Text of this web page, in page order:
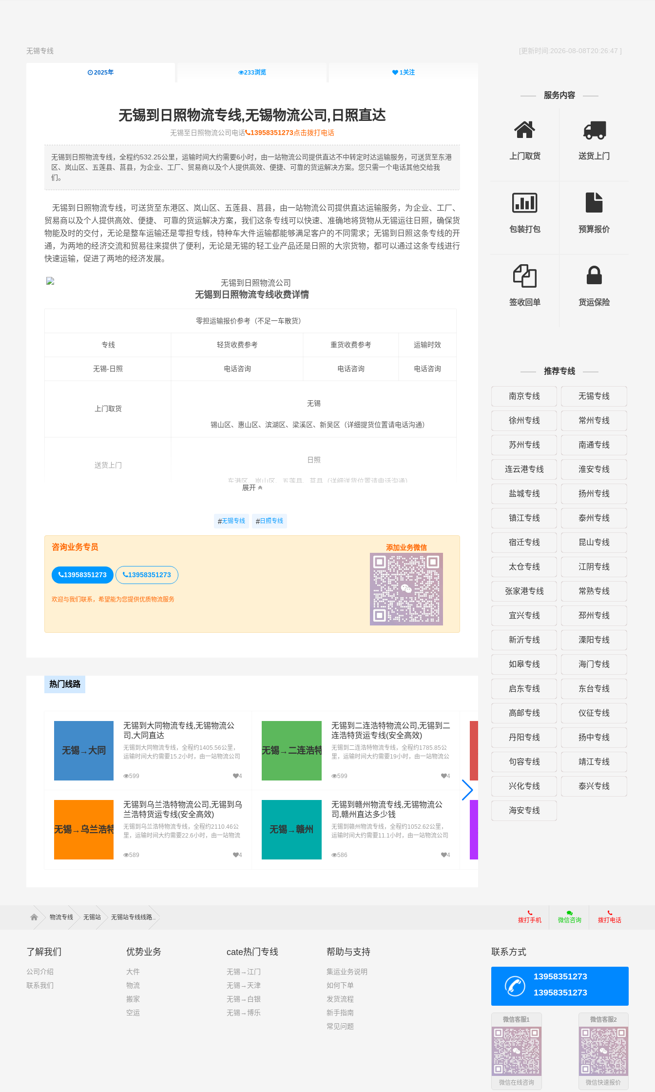
无锡专线 [更新时间:2026-08-08T20:26:47 ]
2025年 233浏览 1关注
无锡到日照物流专线,无锡物流公司,日照直达
无锡至日照物流公司电话 13958351273点击拨打电话
无锡到日照物流专线，全程约532.25公里，运输时间大约需要6小时，由一站物流公司提供直达不中转定时达运输服务，可送货至东港
区、岚山区、五莲县、莒县，为企业、工厂、贸易商以及个人提供高效、便捷、可靠的货运解决方案。您只需一个电话其他交给我
们。
无锡到日照物流专线，可送货至东港区、岚山区、五莲县、莒县，由一站物流公司提供直达运输服务，为企业、工厂、
贸易商以及个人提供高效、便捷、 可靠的货运解决方案，我们这条专线可以快速、准确地将货物从无锡运往日照，确保货
物能及时的交付，无论是整车运输还是零担专线，特种车大件运输都能够满足客户的不同需求；无锡到日照这条专线的开
通，为两地的经济交流和贸易往来提供了便利，无论是无锡的轻工业产品还是日照的大宗货物，都可以通过这条专线进行
快速运输，促进了两地的经济发展。
无锡到日照物流专线收费详情
零担运输报价参考（不足一车散货）
专线 轻货收费参考 重货收费参考 运输时效
无锡-日照 电话咨询 电话咨询 电话咨询
上门取货
无锡
锡山区、惠山区、滨湖区、梁溪区、新吴区（详细提货位置请电话沟通）
送货上门
日照
东港区、岚山区、五莲县、莒县（详细送货位置请电话沟通）
电话咨询
6.8米 电话咨询
9.6米 电话咨询
电话咨询
可运输货物类别
3、工业原料和产品：涉及到各种原材料、半成品和成品，如钢材、塑料制品、金属制品
4、机械设备和重型货物：包括工程机械、大型设备、汽车、农业机械等。
5、危险品：需要特殊运输和安全措施的化学品、气体、液体、易燃物等。
6、轿车托运：私人小轿车托运、4S店轿车运输、轿车展览货运。
1、纸质类包装：纸袋、纸箱、报纸、货运运单等；
2、塑料类包装：快递外包装塑料袋、编织袋、内层包装用的塑料薄膜、聚乙烯薄膜等；
4、其他包装：塑料薄膜充气袋、气泡袋等填充物。
展开
#无锡专线 #日照专线
咨询业务专员
13958351273 13958351273
欢迎与我们联系，希望能为您提供优质物流服务
添加业务微信
热门线路
无锡→大同
无锡到大同物流专线,无锡物流公
司,大同直达
无锡到大同物流专线，全程约1405.56公里，
运输时间大约需要15.2小时，由一站物流公司
荣区、平城区、云冈区、云州区、阳高县、天
货运解决方案。您只需一个电话其他交给我
们。
599 4
无锡→二连浩特
无锡到二连浩特物流公司,无锡到二
连浩特货运专线(安全高效)
无锡到二连浩特物流专线，全程约1785.85公
里，运输时间大约需要19小时，由一站物流公
二连浩特(全境)，为企业、工厂、贸易商以及
599 4
无锡→商丘
无锡到商丘物流专线,无锡物流公
司,商丘直达多少钱
无锡到商丘物流专线，全程约651.85公里，
输时间大约需要6.9小时，由一站物流公司提
供直达不中转定时达运输服务，可送货至梁
县、虞城县、夏邑县、永城，为企业、工厂
贸易商以及个人提供高效、便捷、可靠的货
解决方案。您只需一个电话其他交给我们。
无锡→乌兰浩特
无锡到乌兰浩特物流公司,无锡到乌
兰浩特货运专线(安全高效)
无锡到乌兰浩特物流专线，全程约2110.46公
里，运输时间大约需要22.6小时，由一站物流
至阿尔山、科尔沁右翼前旗、科尔沁右翼中
589 4
无锡→赣州
无锡到赣州物流专线,无锡物流公
司,赣州直达多少钱
无锡到赣州物流专线，全程约1052.62公里，
运输时间大约需要11.1小时，由一站物流公司
贡区、南康区、赣县区、信丰县、大余县、上
586 4
无锡到吉首物流专线,无锡物流公
司,吉首直达多少钱
服务内容
上门取货 送货上门
包装打包 预算报价
签收回单 货运保险
推荐专线
南京专线 无锡专线
徐州专线 常州专线
苏州专线 南通专线
连云港专线 淮安专线
盐城专线 扬州专线
镇江专线 泰州专线
宿迁专线 昆山专线
太仓专线 江阴专线
张家港专线 常熟专线
宜兴专线 邳州专线
新沂专线 溧阳专线
如皋专线 海门专线
启东专线 东台专线
高邮专线 仪征专线
丹阳专线 扬中专线
句容专线 靖江专线
兴化专线 泰兴专线
海安专线
物流专线 无锡站 无锡站专线线路 拨打手机 微信咨询 拨打电话
了解我们
公司介绍
联系我们
优势业务
大件
物流
搬家
空运
cate热门专线
无锡→江门
无锡→天津
无锡→白银
无锡→博乐
帮助与支持
集运业务说明
如何下单
发货流程
新手指南
常见问题
联系方式
13958351273
13958351273
微信客服1
微信在线咨询
微信客服2
微信快速报价